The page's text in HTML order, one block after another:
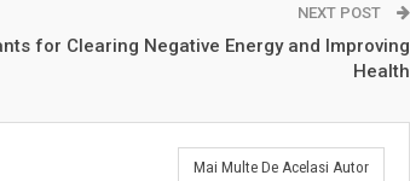
NEXT POST
for Clearing Negative Energy and Improving
Health
Mai Multe De Acelasi Autor